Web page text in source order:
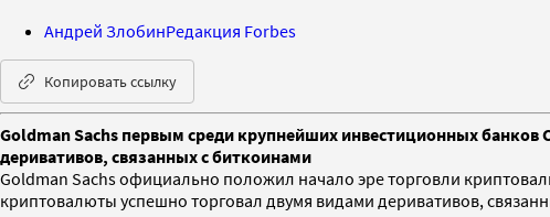
Андрей ЗлобинРедакция Forbes
Копировать ссылку
Goldman Sachs первым среди крупнейших инвестиционных
деривативов, связанных с биткоинами
Goldman Sachs официально положил начало эре торговли
криптовалюты успешно торговал двумя видами деривативов,